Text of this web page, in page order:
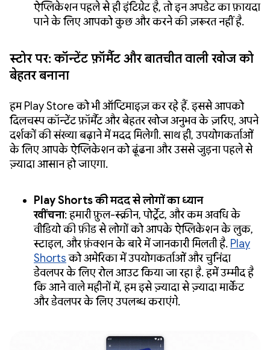
ऐप्लिकेशन पहले से ही इंटिग्रेट है, तो इन अपडेट का फ़ायदा
पाने के लिए आपको कुछ और करने की ज़रूरत नहीं है.
स्टोर पर: कॉन्टेंट फ़ॉर्मैट और बातचीत वाली खोज को
बेहतर बनाना
हम Play Store को भी ऑप्टिमाइज़ कर रहे हैं. इससे आपको
दिलचस्प कॉन्टेंट फ़ॉर्मैट और बेहतर खोज अनुभव के ज़रिए, अपने
दर्शकों की संख्या बढ़ाने में मदद मिलेगी. साथ ही, उपयोगकर्ताओं
के लिए आपके ऐप्लिकेशन को ढूंढना और उससे जुड़ना पहले से
ज़्यादा आसान हो जाएगा.
Play Shorts की मदद से लोगों का ध्यान
खींचना:हमारी फ़ुल-स्क्रीन, पोर्ट्रेट, और कम अवधि के
वीडियो की फ़ीड से लोगों को आपके ऐप्लिकेशन के लुक,
स्टाइल, और फ़ंक्शन के बारे में जानकारी मिलती है. Play
Shortsको अमेरिका में उपयोगकर्ताओं और चुनिंदा
डेवलपर के लिए रोल आउट किया जा रहा है. हमें उम्मीद है
कि आने वाले महीनों में, हम इसे ज़्यादा से ज़्यादा मार्केट
और डेवलपर के लिए उपलब्ध कराएंगे.